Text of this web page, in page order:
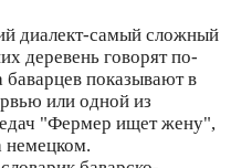
диалект-самый сложный
деревень говорят по-
баварцев показывают в
или одной из
"Фермер ищет жену",
немецком.